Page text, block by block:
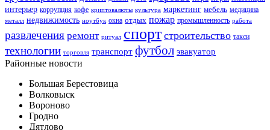
интерьер коррупция кофе криптовалюты культура маркетинг мебель медицина
металл недвижимость ноутбук окна отдых пожар промышленность работа
развлечения ремонт ритуал спорт строительство такси
технологии торговля транспорт футбол эвакуатор
Районные новости
Большая Берестовица
Волковыск
Вороново
Гродно
Дятлово